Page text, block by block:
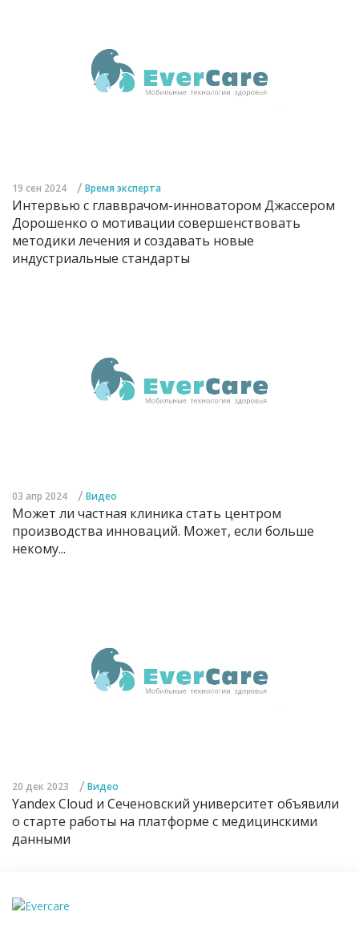
19 сен 2024 / Время эксперта
Интервью с главврачом-инноватором Джассером
Дорошенко о мотивации совершенствовать
методики лечения и создавать новые
индустриальные стандарты
03 апр 2024 / Видео
Может ли частная клиника стать центром
производства инноваций. Может, если больше
некому...
20 дек 2023 / Видео
Yandex Cloud и Сеченовский университет объявили
о старте работы на платформе с медицинскими
данными